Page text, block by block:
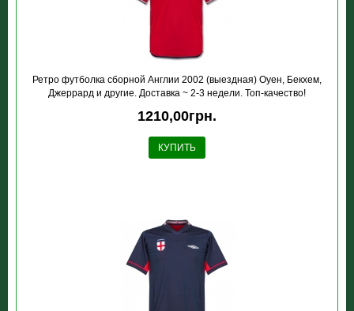
Ретро футболка сборной Англии 2002 (выездная) Оуен, Бекхем,
Джеррард и другие. Доставка ~ 2-3 недели. Топ-качество!
1210,00грн.
КУПИТЬ